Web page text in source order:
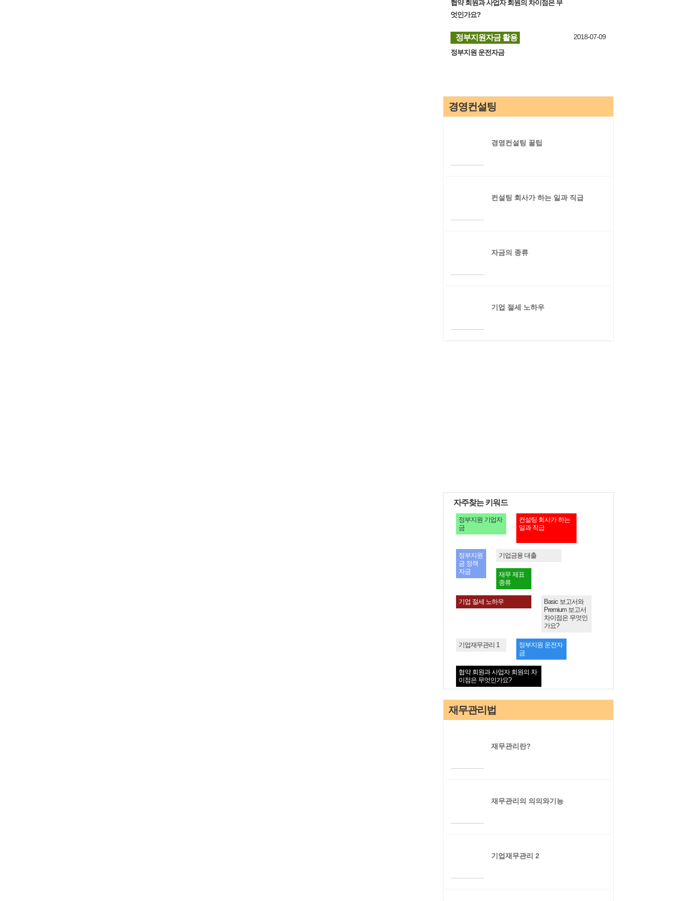
협약 회원과 사업자 회원의 차이점은 무
엇인가요?
정부지원자금 활용
정부지원 운전자금
2018-07-09
경영컨설팅
경영컨설팅 꿀팁
컨설팅 회사가 하는 일과 직급
자금의 종류
기업 절세 노하우
자주찾는 키워드
정부지원 기업자
금
컨설팅 회사가 하는
일과 직급
정부지원
금 정책
자금
기업금융 대출
재무 제표
종류
기업 절세 노하우
Basic 보고서와
Premium 보고서
차이점은 무엇인
가요?
기업재무관리 1
정부지원 운전자
금
협약 회원과 사업자 회원의 차
이점은 무엇인가요?
재무관리법
재무관리란?
재무관리의 의의와기능
기업재무관리 2